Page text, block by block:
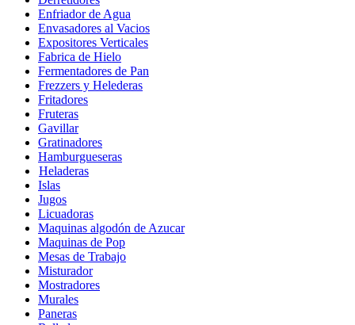
Enfriador de Agua
Envasadores al Vacios
Expositores Verticales
Fabrica de Hielo
Fermentadores de Pan
Frezzers y Helederas
Fritadores
Fruteras
Gavillar
Gratinadores
Hamburgueseras
Heladeras
Islas
Jugos
Licuadoras
Maquinas algodón de Azucar
Maquinas de Pop
Mesas de Trabajo
Misturador
Mostradores
Murales
Paneras